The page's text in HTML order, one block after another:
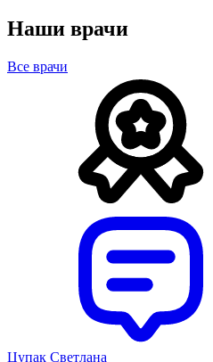
Наши врачи
Все врачи
Цупак Светлана